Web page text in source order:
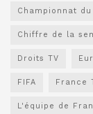
Championnat
Chiffre de la
Droits TV
FIFA France
L'équipe de